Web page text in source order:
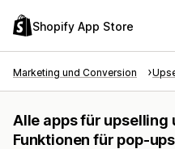
Shopify App Store
Marketing und Conversion
Alle apps für
Funktionen für pop-ups